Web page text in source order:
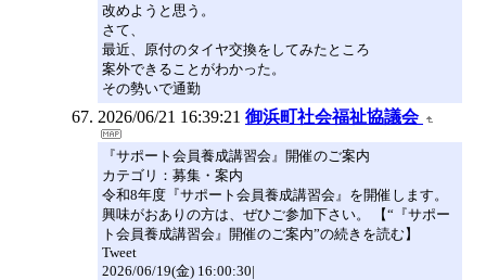
改めようと思う。
さて、
最近、原付のタイヤ交換をしてみたところ
案外できることがわかった。
その勢いで通勤
2026/06/21 16:39:21 御浜町社会福祉協議会
『サポート会員養成講習会』開催のご案内
カテゴリ：募集・案内
令和8年度『サポート会員養成講習会』を開催します。
興味がおありの方は、ぜひご参加下さい。 【“『サポー
ト会員養成講習会』開催のご案内”の続きを読む】
Tweet
2026/06/19(金) 16:00:30|